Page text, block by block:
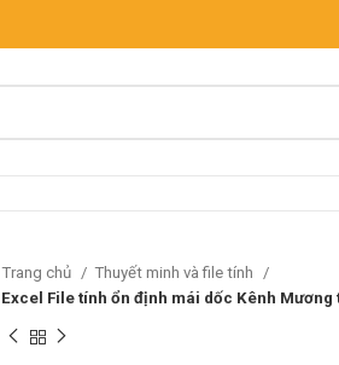
Trang chủ
Thuyết minh và file tính
Excel File tính ổn định mái dốc Kênh Mương